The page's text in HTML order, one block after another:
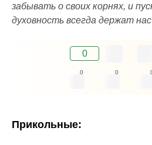
забывать о своих корнях, и
духовность всегда держат
0
0 0
Прикольные: